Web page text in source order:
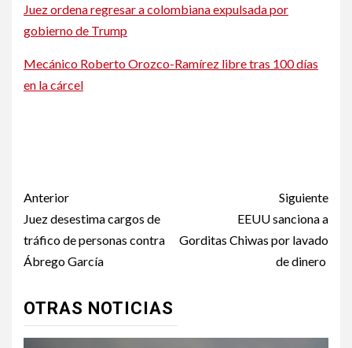
Juez ordena regresar a colombiana expulsada por
gobierno de Trump
Mecánico Roberto Orozco-Ramírez libre tras 100 días
en la cárcel
Post
navigation
Anterior
Juez desestima cargos de
tráfico de personas contra
Ábrego García
Siguiente
EEUU sanciona a
Gorditas Chiwas por lavado
de dinero
OTRAS NOTICIAS